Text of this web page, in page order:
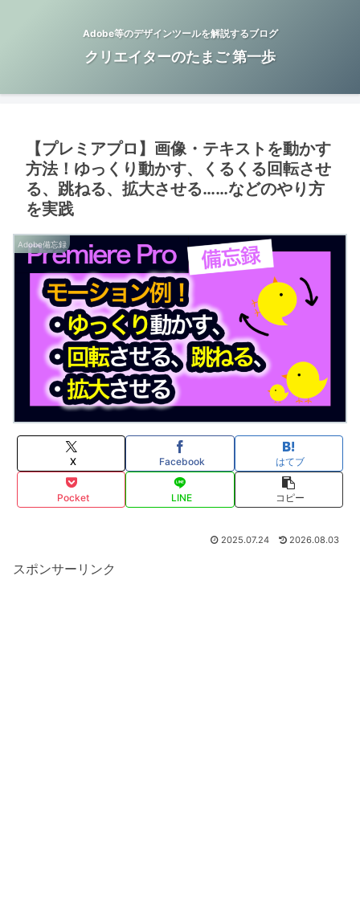
Adobe等のデザインツールを解説するブログ
クリエイターのたまご 第一歩
【プレミアプロ】画像・テキストを動かす
方法！ゆっくり動かす、くるくる回転させ
る、跳ねる、拡大させる……などのやり方
を実践
Adobe備忘録
X Facebook はてブ
Pocket LINE コピー
2025.07.24 2026.08.03
スポンサーリンク